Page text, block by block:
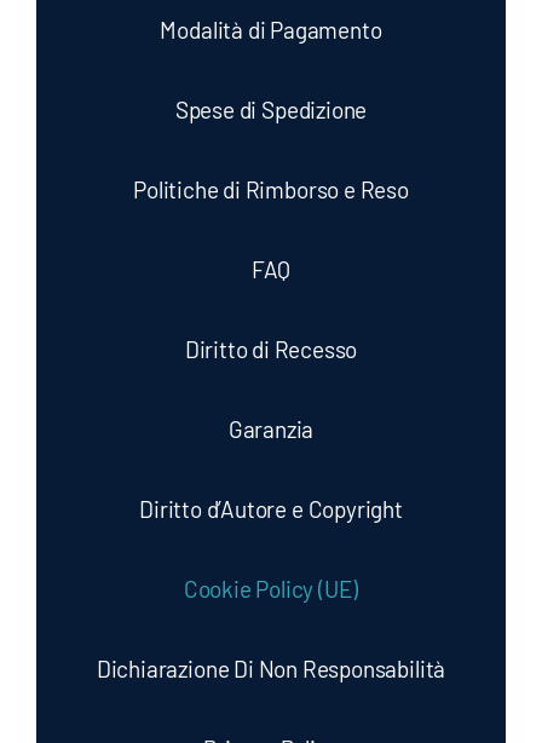
Modalità di Pagamento
Spese di Spedizione
Politiche di Rimborso e Reso
FAQ
Diritto di Recesso
Garanzia
Diritto d’Autore e Copyright
Cookie Policy (UE)
Dichiarazione Di Non Responsabilità